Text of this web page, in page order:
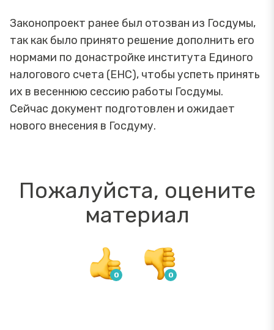
Законопроект ранее был отозван из Госдумы,
так как было принято решение дополнить его
нормами по донастройке института Единого
налогового счета (ЕНС), чтобы успеть принять
их в весеннюю сессию работы Госдумы.
Сейчас документ подготовлен и ожидает
нового внесения в Госдуму.
Пожалуйста, оцените
материал